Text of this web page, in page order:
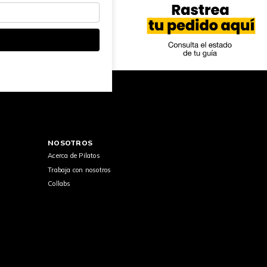
NOSOTROS
Acerca de Pilatos
Trabaja con nosotros
Collabs